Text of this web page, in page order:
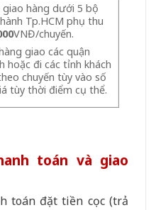
giao hàng dưới 5 bộ
Tp.HCM phụ thu
VNĐ/chuyến.
giao các quận
hoặc đi các tỉnh khách
chuyến tùy vào số
tùy thời điểm cụ thể.
toán và giao
toán đặt tiền cọc (trả